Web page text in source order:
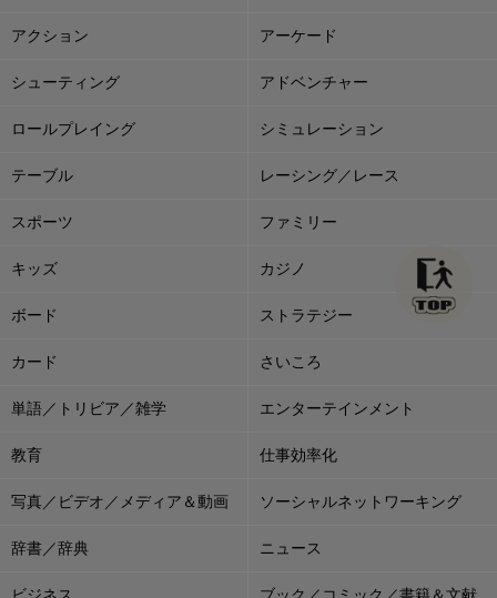
アクション アーケード
シューティング アドベンチャー
ロールプレイング シミュレーション
テーブル レーシング／レース
スポーツ ファミリー
キッズ カジノ
ボード ストラテジー
カード さいころ
単語／トリビア／雑学 エンターテインメント
教育 仕事効率化
写真／ビデオ／メディア＆動画 ソーシャルネットワーキング
辞書／辞典 ニュース